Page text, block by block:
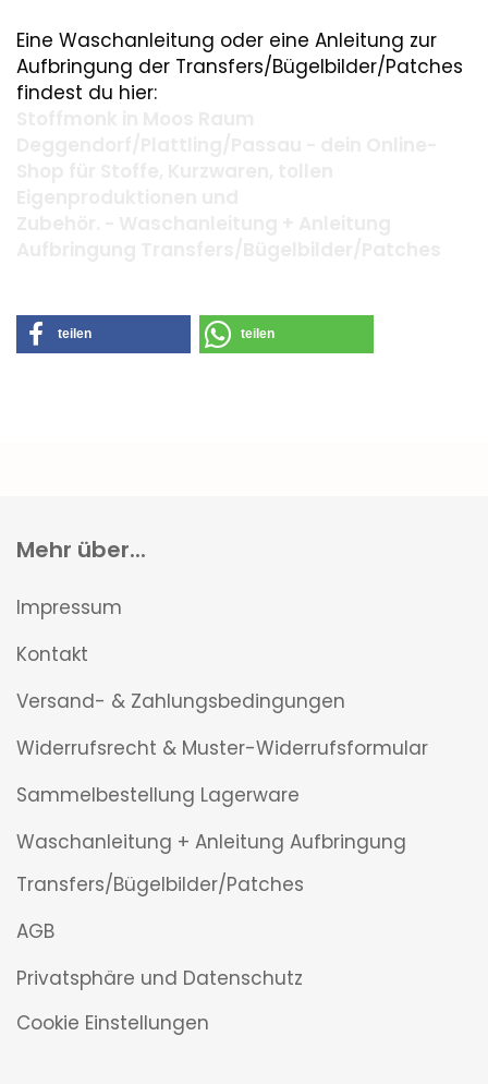
Eine Waschanleitung oder eine Anleitung zur
Aufbringung der Transfers/Bügelbilder/Patches
findest du hier:
teilen teilen
Mehr über...
Impressum
Kontakt
Versand- & Zahlungsbedingungen
Widerrufsrecht & Muster-Widerrufsformular
Sammelbestellung Lagerware
Waschanleitung + Anleitung Aufbringung
Transfers/Bügelbilder/Patches
AGB
Privatsphäre und Datenschutz
Cookie Einstellungen